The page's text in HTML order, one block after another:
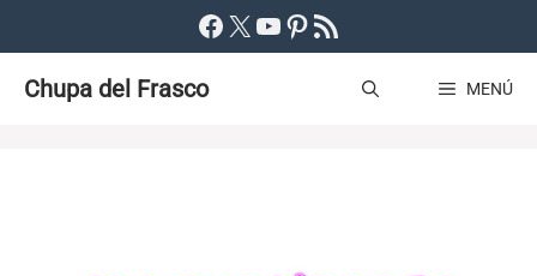
al
contenido
Facebook
X YouTube
Pinterest
Feed RSS
Chupa del Frasco MENÚ